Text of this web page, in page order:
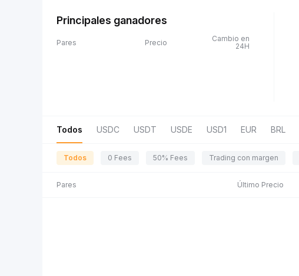
Principales ganadores
Pares Precio
Cambio en
24H
Todos USDC USDT USDE USD1 EUR BRL
Todos 0 Fees 50% Fees Trading con margen
Pares Último Precio